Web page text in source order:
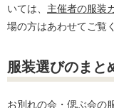
いては、 主催者の服装
場の方はあわせてご覧
服装選びのまと
お別れの会・偲ぶ会の